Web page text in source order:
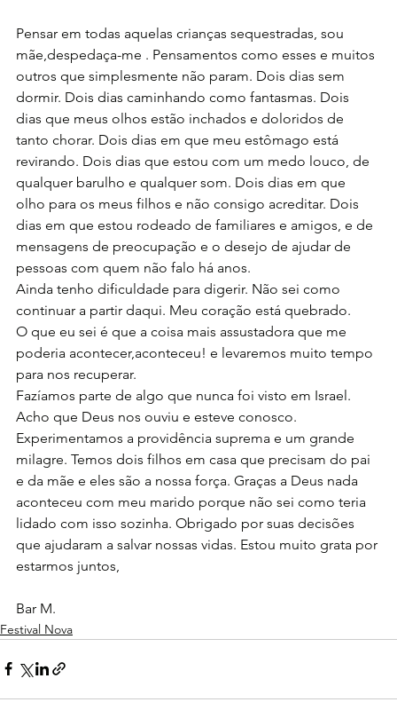
Pensar em todas aquelas crianças sequestradas, sou
mãe,despedaça-me . Pensamentos como esses e muitos
outros que simplesmente não param. Dois dias sem
dormir. Dois dias caminhando como fantasmas. Dois
dias que meus olhos estão inchados e doloridos de
tanto chorar. Dois dias em que meu estômago está
revirando. Dois dias que estou com um medo louco, de
qualquer barulho e qualquer som. Dois dias em que
olho para os meus filhos e não consigo acreditar. Dois
dias em que estou rodeado de familiares e amigos, e de
mensagens de preocupação e o desejo de ajudar de
pessoas com quem não falo há anos.
Ainda tenho dificuldade para digerir. Não sei como
continuar a partir daqui. Meu coração está quebrado.
O que eu sei é que a coisa mais assustadora que me
poderia acontecer,aconteceu! e levaremos muito tempo
para nos recuperar.
Fazíamos parte de algo que nunca foi visto em Israel.
Acho que Deus nos ouviu e esteve conosco.
Experimentamos a providência suprema e um grande
milagre. Temos dois filhos em casa que precisam do pai
e da mãe e eles são a nossa força. Graças a Deus nada
aconteceu com meu marido porque não sei como teria
lidado com isso sozinha. Obrigado por suas decisões
que ajudaram a salvar nossas vidas. Estou muito grata por
estarmos juntos,
Bar M.
Festival Nova